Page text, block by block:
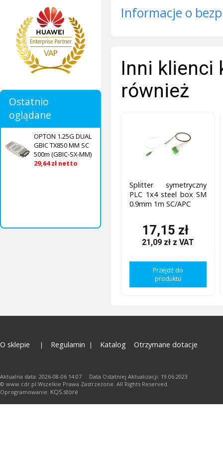
Ostatnio
oglądane
OPTON 1.25G DUAL
GBIC TX850 MM SC
500m (GBIC-SX-MM)
29,64 zł netto
Informacje o
Inni klienci
również
Splitter symetryczny
PLC 1x4 steel box SM
0.9mm 1m SC/APC
17,15 zł
21,09 zł z VAT
Przejdź do
produktu
O sklepie Regulamin Katalog Otrzymane dotacje
Aktualna data: 2026-08-06 14:07 Data Ostatniej Aktualizacji: 19.06.2023
© www.cdr.pl.Wszelkie Prawa Zastrzeżone. All Rights Reserved.
Oprogramowanie: KQS.store